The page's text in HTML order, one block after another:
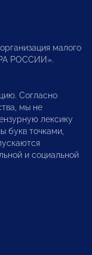
малого
РОССИИ».
Согласно
мы не
лексику
букв точками,
и социальной